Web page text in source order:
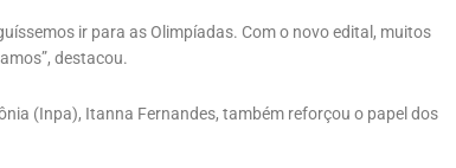
ir para as Olimpíadas. Com o novo edital, muitos
destacou.
(Inpa), Itanna Fernandes, também reforçou o papel dos